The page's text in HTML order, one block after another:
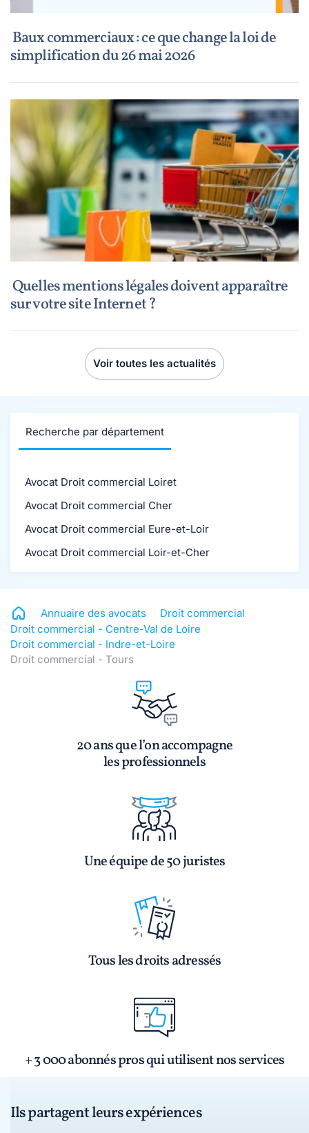
Baux commerciaux : ce que change la loi de
simplification du 26 mai 2026
Quelles mentions légales doivent apparaître
sur votre site Internet ?
Voir toutes les actualités
Recherche par département
Avocat Droit commercial Loiret
Avocat Droit commercial Cher
Avocat Droit commercial Eure-et-Loir
Avocat Droit commercial Loir-et-Cher
Annuaire des avocats
Droit commercial
Droit commercial - Centre-Val de Loire
Droit commercial - Indre-et-Loire
Droit commercial - Tours
20 ans que l’on accompagne
les professionnels
Une équipe de 50 juristes
Tous les droits adressés
+ 3 000 abonnés pros qui utilisent nos services
Ils partagent leurs expériences